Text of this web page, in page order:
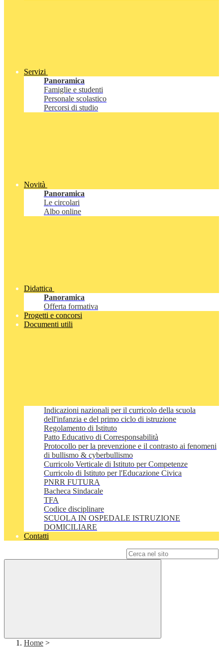
Servizi
Panoramica
Famiglie e studenti
Personale scolastico
Percorsi di studio
Novità
Panoramica
Le circolari
Albo online
Didattica
Panoramica
Offerta formativa
Progetti e concorsi
Documenti utili
Indicazioni nazionali per il curricolo della scuola
dell'infanzia e del primo ciclo di istruzione
Regolamento di Istituto
Patto Educativo di Corresponsabilità
Protocollo per la prevenzione e il contrasto ai fenomeni
di bullismo & cyberbullismo
Curricolo Verticale di Istituto per Competenze
Curricolo di Istituto per l'Educazione Civica
PNRR FUTURA
Bacheca Sindacale
TFA
Codice disciplinare
SCUOLA IN OSPEDALE ISTRUZIONE
DOMICILIARE
Contatti
Home >